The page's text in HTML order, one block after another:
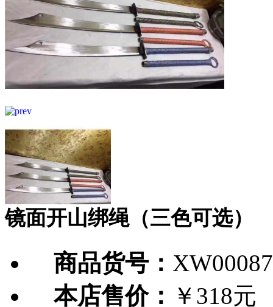
镜面开山绑绳（三色可选）
商品货号：
本店售价： ￥318元